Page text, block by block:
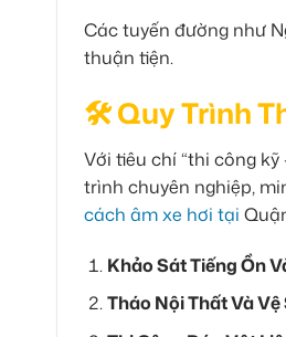
Các tuyến đường như
thuận tiện.
🛠️ Quy Trình
Với tiêu chí “thi công
trình chuyên nghiệp,
cách âm xe hơi tại
Khảo Sát Tiếng Ồn
Tháo Nội Thất Và Vệ